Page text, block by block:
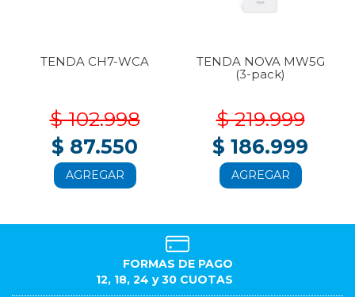
TENDA CH7-WCA
$ 102.998
$ 87.550
AGREGAR
TENDA NOVA MW5G
(3-pack)
$ 219.999
$ 186.999
AGREGAR
FORMAS DE PAGO
12, 18, 24 y 30 CUOTAS